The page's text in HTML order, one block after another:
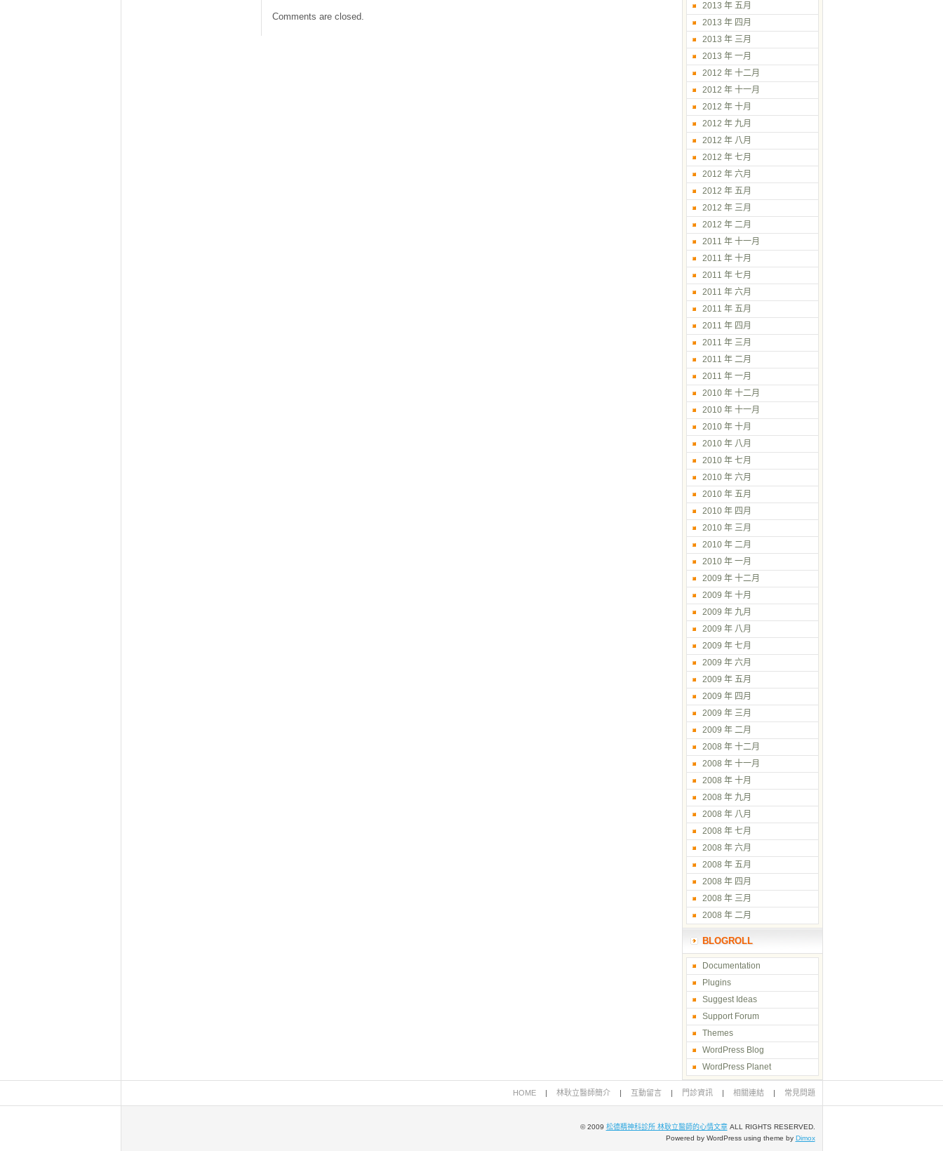
Comments are closed.
2013 年 五月
2013 年 四月
2013 年 三月
2013 年 一月
2012 年 十二月
2012 年 十一月
2012 年 十月
2012 年 九月
2012 年 八月
2012 年 七月
2012 年 六月
2012 年 五月
2012 年 三月
2012 年 二月
2011 年 十一月
2011 年 十月
2011 年 七月
2011 年 六月
2011 年 五月
2011 年 四月
2011 年 三月
2011 年 二月
2011 年 一月
2010 年 十二月
2010 年 十一月
2010 年 十月
2010 年 八月
2010 年 七月
2010 年 六月
2010 年 五月
2010 年 四月
2010 年 三月
2010 年 二月
2010 年 一月
2009 年 十二月
2009 年 十月
2009 年 九月
2009 年 八月
2009 年 七月
2009 年 六月
2009 年 五月
2009 年 四月
2009 年 三月
2009 年 二月
2008 年 十二月
2008 年 十一月
2008 年 十月
2008 年 九月
2008 年 八月
2008 年 七月
2008 年 六月
2008 年 五月
2008 年 四月
2008 年 三月
2008 年 二月
BLOGROLL
Documentation
Plugins
Suggest Ideas
Support Forum
Themes
WordPress Blog
WordPress Planet
HOME | 林耿立醫師簡介 | 互動留言 | 門診資訊 | 相關連結 | 常見問題
© 2009 松德精神科診所 林耿立醫師的心情文章ALL RIGHTS RESERVED.
Powered by WordPress using theme by Dimox